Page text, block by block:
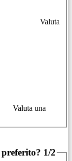
Valuta
Valuta una
1/2